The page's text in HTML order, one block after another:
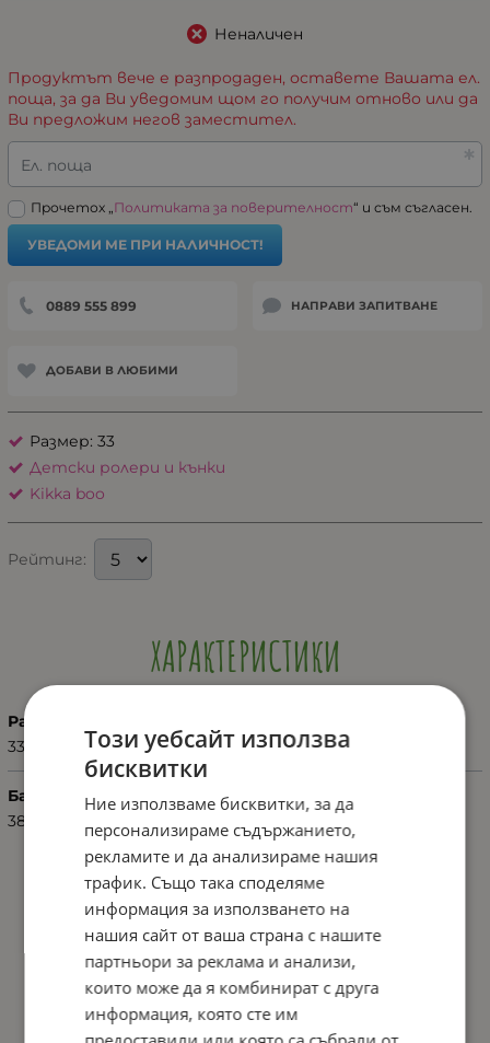
Неналичен
Продуктът вече е разпродаден, оставете Вашата ел.
поща, за да Ви уведомим щом го получим отново или да
Ви предложим негов заместител.
Ел. поща
Прочетох „ Политиката за поверителност“ и съм съгласен.
УВЕДОМИ МЕ ПРИ НАЛИЧНОСТ!
0889 555 899 НАПРАВИ ЗАПИТВАНЕ
ДОБАВИ В ЛЮБИМИ
Размер: 33
Детски ролери и кънки
Kikka boo
Рейтинг:
ХАРАКТЕРИСТИКИ
Размер
33
Баркод (ISBN, UPC, др.)
3807000132307
Този уебсайт използва
бисквитки
Ние използваме бисквитки, за да
персонализираме съдържанието,
рекламите и да анализираме нашия
трафик. Също така споделяме
информация за използването на
нашия сайт от ваша страна с нашите
партньори за реклама и анализи,
които може да я комбинират с друга
информация, която сте им